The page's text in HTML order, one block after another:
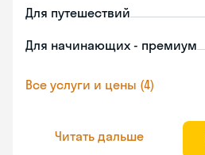
Для путешествий
Для начинающих - премиум
Все услуги и цены (4)
Читать дальше